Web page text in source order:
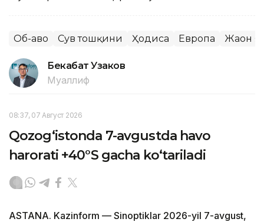
Об-ҳаво Сув тошқини Ҳодиса Европа Жаҳон
Бекабат Узаков
Муаллиф
08:37, 07 Август 2026
Qozog‘istonda 7-avgustda havo
harorati +40°S gacha ko‘tariladi
ASTANA. Kazinform — Sinoptiklar 2026-yil 7-avgust,